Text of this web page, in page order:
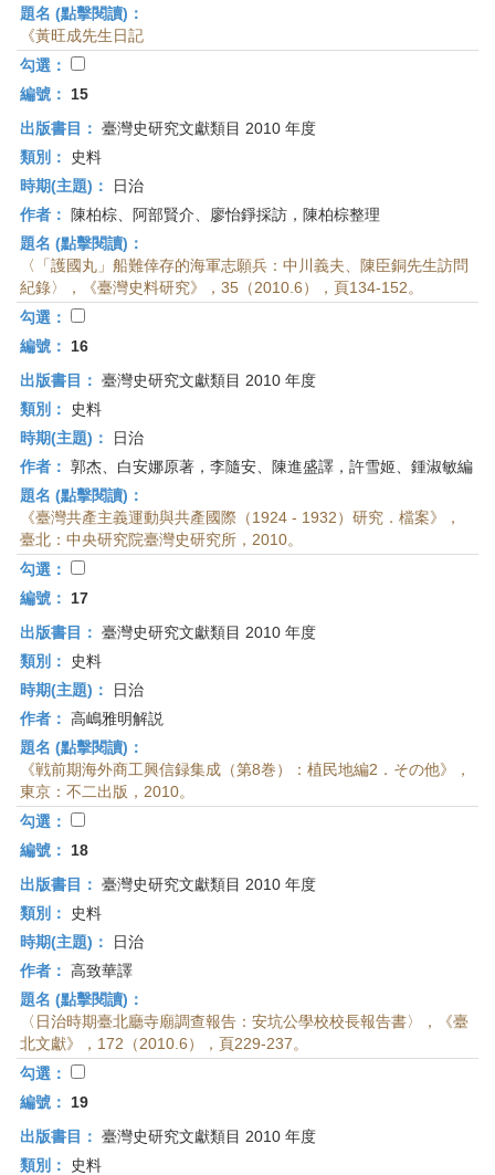
題名 (點擊閱讀)：
《黃旺成先生日記
勾選：
編號：
15
出版書目： 臺灣史研究文獻類目 2010 年度
類別：
史料
時期(主題)：
日治
作者：
陳柏棕、阿部賢介、廖怡錚採訪，陳柏棕整理
題名 (點擊閱讀)：
〈「護國丸」船難倖存的海軍志願兵：中川義夫、陳臣銅先生訪問
紀錄〉，《臺灣史料研究》，35（2010.6），頁134-152。
勾選：
編號：
16
出版書目： 臺灣史研究文獻類目 2010 年度
類別：
史料
時期(主題)：
日治
作者： 郭杰、白安娜原著，李隨安、陳進盛譯，許雪姬、鍾淑敏編
題名 (點擊閱讀)：
《臺灣共產主義運動與共產國際（1924 - 1932）研究．檔案》，
臺北：中央研究院臺灣史研究所，2010。
勾選：
編號：
17
出版書目： 臺灣史研究文獻類目 2010 年度
類別：
史料
時期(主題)：
日治
作者： 高嶋雅明解説
題名 (點擊閱讀)：
《戦前期海外商工興信録集成（第8巻）：植民地編2．その他》，
東京：不二出版，2010。
勾選：
編號：
18
出版書目： 臺灣史研究文獻類目 2010 年度
類別：
史料
時期(主題)：
日治
作者： 高致華譯
題名 (點擊閱讀)：
〈日治時期臺北廳寺廟調查報告：安坑公學校校長報告書〉，《臺
北文獻》，172（2010.6），頁229-237。
勾選：
編號：
19
出版書目： 臺灣史研究文獻類目 2010 年度
類別：
史料